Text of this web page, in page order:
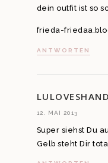
dein outfit ist so
frieda-
ANTWORTEN
12. MAI 2013
Super siehst Du
Gelb steht Dir